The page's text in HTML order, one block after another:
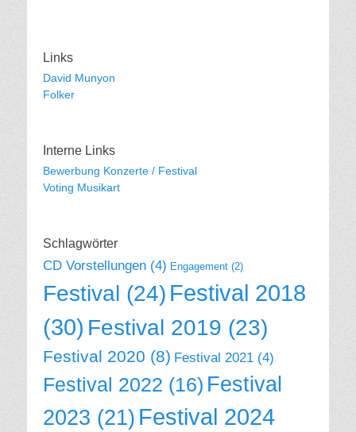
Links
David Munyon
Folker
Interne Links
Bewerbung Konzerte / Festival
Voting Musikart
Schlagwörter
CD Vorstellungen (4) Engagement (2)
Festival (24) Festival 2018
(30) Festival 2019 (23)
Festival 2020 (8) Festival 2021 (4)
Festival 2022 (16) Festival
2023 (21) Festival 2024